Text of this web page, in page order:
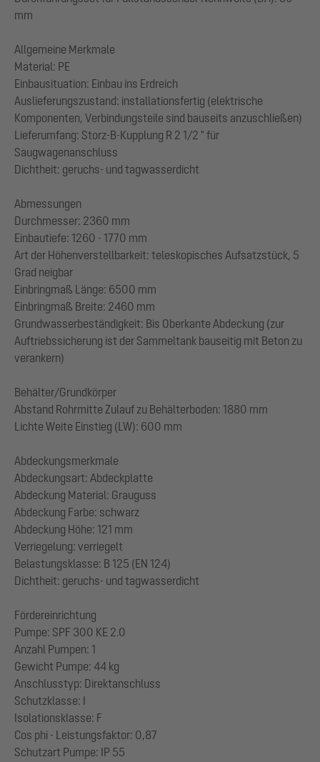
mm
Allgemeine Merkmale
Material: PE
Einbausituation: Einbau ins Erdreich
Auslieferungszustand: installationsfertig (elektrische
Komponenten, Verbindungsteile sind bauseits anzuschließen)
Lieferumfang: Storz-B-Kupplung R 2 1/2 " für
Saugwagenanschluss
Dichtheit: geruchs- und tagwasserdicht
Abmessungen
Durchmesser: 2360 mm
Einbautiefe: 1260 - 1770 mm
Art der Höhenverstellbarkeit: teleskopisches Aufsatzstück, 5
Grad neigbar
Einbringmaß Länge: 6500 mm
Einbringmaß Breite: 2460 mm
Grundwasserbeständigkeit: Bis Oberkante Abdeckung (zur
Auftriebssicherung ist der Sammeltank bauseitig mit Beton zu
verankern)
Behälter/Grundkörper
Abstand Rohrmitte Zulauf zu Behälterboden: 1880 mm
Lichte Weite Einstieg (LW): 600 mm
Abdeckungsmerkmale
Abdeckungsart: Abdeckplatte
Abdeckung Material: Grauguss
Abdeckung Farbe: schwarz
Abdeckung Höhe: 121 mm
Verriegelung: verriegelt
Belastungsklasse: B 125 (EN 124)
Dichtheit: geruchs- und tagwasserdicht
Fördereinrichtung
Pumpe: SPF 300 KE 2.0
Anzahl Pumpen: 1
Gewicht Pumpe: 44 kg
Anschlusstyp: Direktanschluss
Schutzklasse: I
Isolationsklasse: F
Cos phi - Leistungsfaktor: 0,87
Schutzart Pumpe: IP 55